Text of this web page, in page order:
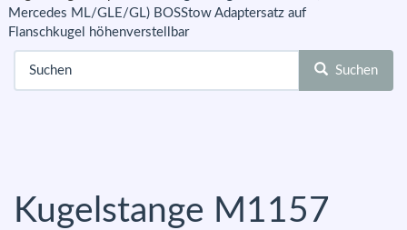
Mercedes ML/GLE/GL) BOSStow Adaptersatz auf
Flanschkugel höhenverstellbar
Suchen
Kugelstange M1157